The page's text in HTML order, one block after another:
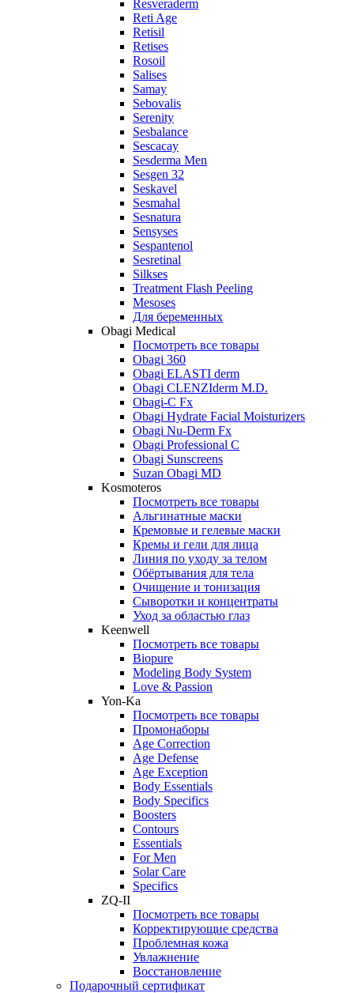
Resveraderm
Reti Age
Retisil
Retises
Rosoil
Salises
Samay
Sebovalis
Serenity
Sesbalance
Sescacay
Sesderma Men
Sesgen 32
Seskavel
Sesmahal
Sesnatura
Sensyses
Sespantenol
Sesretinal
Silkses
Treatment Flash Peeling
Mesoses
Для беременных
Obagi Medical
Посмотреть все товары
Obagi 360
Obagi ELASTI derm
Obagi CLENZIderm M.D.
Obagi-C Fx
Obagi Hydrate Facial Moisturizers
Obagi Nu-Derm Fx
Obagi Professional C
Obagi Sunscreens
Suzan Obagi MD
Kosmoteros
Посмотреть все товары
Альгинатные маски
Кремовые и гелевые маски
Кремы и гели для лица
Линия по уходу за телом
Обёртывания для тела
Очищение и тонизация
Сыворотки и концентраты
Уход за областью глаз
Keenwell
Посмотреть все товары
Biopure
Modeling Body System
Love & Passion
Yon-Ka
Посмотреть все товары
Промонаборы
Age Correction
Age Defense
Age Exception
Body Essentials
Body Specifics
Boosters
Contours
Essentials
For Men
Solar Care
Specifics
ZQ-II
Посмотреть все товары
Корректирующие средства
Проблемная кожа
Увлажнение
Восстановление
Подарочный сертификат